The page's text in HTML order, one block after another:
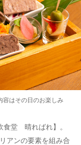
容はその日のお楽しみ
食堂 晴ればれ】。
アンの要素を組み合